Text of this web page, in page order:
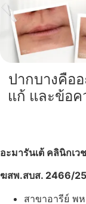
ปากบางคือ
แก้ และข้อค
อะมารันเต้ คลินิกเว
ฆสพ.สบส. 2466/
สาขาอารีย์ พ